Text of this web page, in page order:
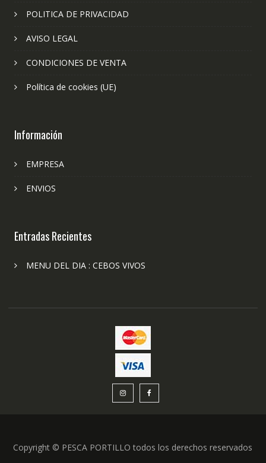
POLITICA DE PRIVACIDAD
AVISO LEGAL
CONDICIONES DE VENTA
Política de cookies (UE)
Información
EMPRESA
ENVIOS
Entradas Recientes
MENU DEL DIA : CEBOS VIVOS
Copyright © PESCA PORTILLO todos los derechos reservados